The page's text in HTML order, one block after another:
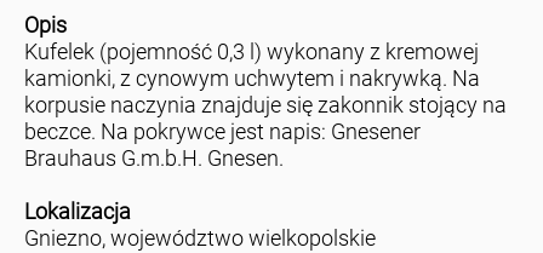
Opis
Kufelek (pojemność 0,3 l) wykonany z kremowej
kamionki, z cynowym uchwytem i nakrywką. Na
korpusie naczynia znajduje się zakonnik stojący na
beczce. Na pokrywce jest napis: Gnesener
Brauhaus G.m.b.H. Gnesen.
Lokalizacja
Gniezno, województwo wielkopolskie